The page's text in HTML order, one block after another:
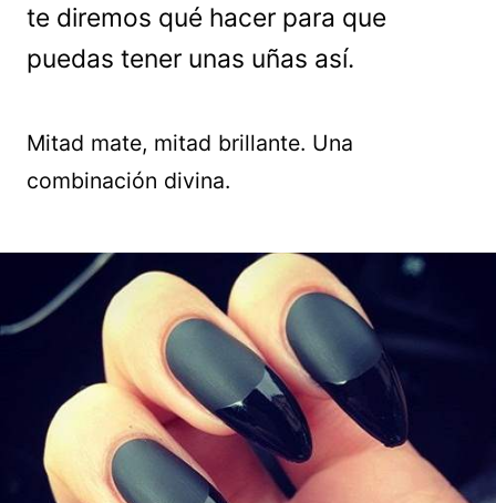
te diremos qué hacer para que
puedas tener unas uñas así.
Mitad mate, mitad brillante. Una
combinación divina.